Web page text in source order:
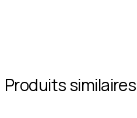
Produits similaires